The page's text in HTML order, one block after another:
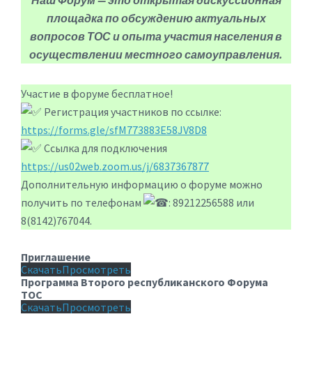
площадка по обсуждению актуальных
вопросов ТОС и опыта участия населения в
осуществлении местного самоуправления.
Участие в форуме бесплатное!
Регистрация участников по ссылке:
https://forms.gle/sfM773883E58JV8D8
Ссылка для подключения
https://us02web.zoom.us/j/6837367877
Дополнительную информацию о форуме можно
получить по телефонам
: 89212256588 или
8(8142)767044.
Приглашение
СкачатьПросмотреть
Программа Второго республиканского Форума
ТОС
СкачатьПросмотреть